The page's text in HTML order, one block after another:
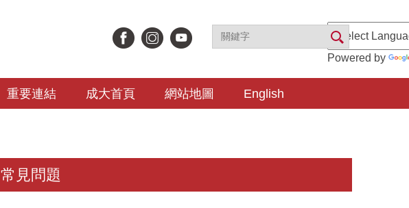
Powered by
重要連結 成大首頁 網站地圖 English
常見問題